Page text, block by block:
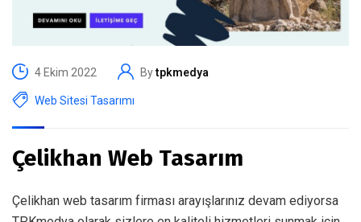
4 Ekim 2022 Bytpkmedya
Web Sitesi Tasarımı
Çelikhan Web Tasarım
Çelikhan web tasarım firması arayışlarınız devam ediyorsa